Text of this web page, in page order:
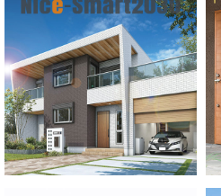
注文住宅
家づくりナイスホームズは「
くる」ことを信
安かろう悪かろう